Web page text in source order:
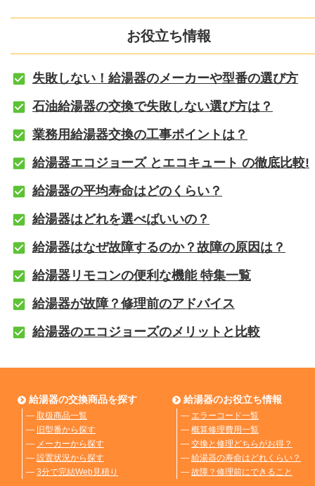
お役立ち情報
失敗しない！給湯器のメーカーや型番の選び方
石油給湯器の交換で失敗しない選び方は？
業務用給湯器交換の工事ポイントは？
給湯器エコジョーズ とエコキュート の徹底比較!
給湯器の平均寿命はどのくらい？
給湯器はどれを選べばいいの？
給湯器はなぜ故障するのか？故障の原因は？
給湯器リモコンの便利な機能 特集一覧
給湯器が故障？修理前のアドバイス
給湯器のエコジョーズのメリットと比較
給湯器の交換商品を探す
― 取扱商品一覧
― 旧型番から探す
― メーカーから探す
― 設置状況から探す
― 3分で完結Web見積り
給湯器のお役立ち情報
― エラーコード一覧
― 概算修理費用一覧
― 交換と修理どちらがお得？
― 給湯器の寿命はどれくらい？
― 故障？修理前にできること